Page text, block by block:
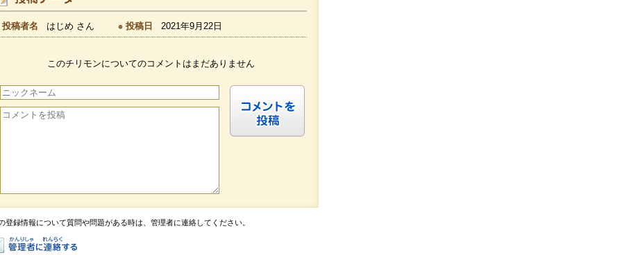
投稿者名 はじめ さん 投稿日 2021年9月22日
このチリモンについてのコメントはまだありません
登録情報について質問や問題がある時は、管理者に連絡してください。